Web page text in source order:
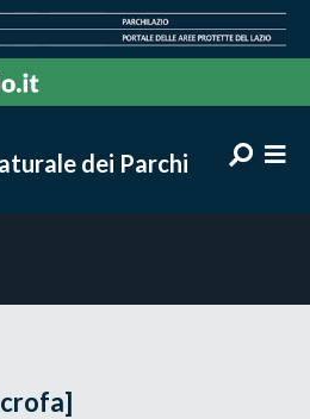
dei Parchi